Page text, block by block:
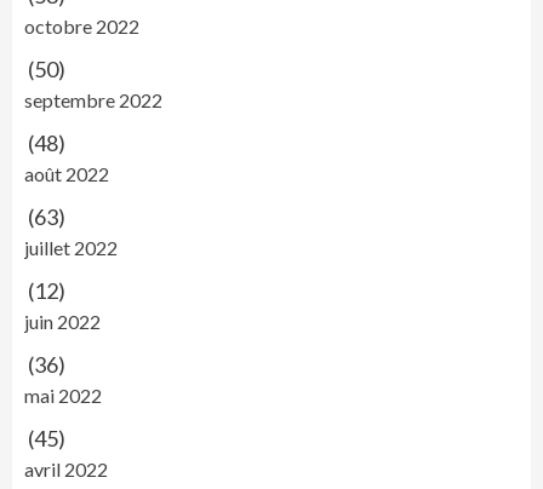
octobre 2022
(50)
septembre 2022
(48)
août 2022
(63)
juillet 2022
(12)
juin 2022
(36)
mai 2022
(45)
avril 2022